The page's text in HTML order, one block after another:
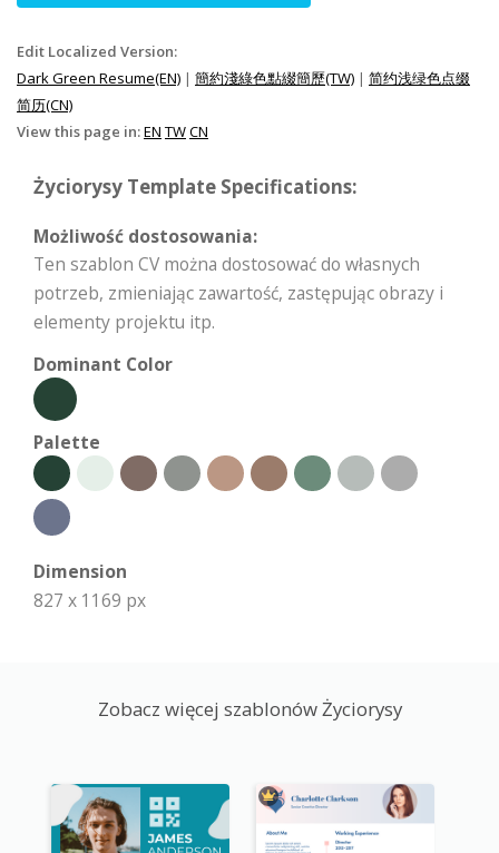
Edit Localized Version:
Dark Green Resume(EN) | 簡約淺綠色點綴簡歷(TW) | 简约浅绿色点缀
简历(CN)
View this page in:EN TWCN
Życiorysy Template Specifications:
Możliwość dostosowania:
Ten szablon CV można dostosować do własnych
potrzeb, zmieniając zawartość, zastępując obrazy i
elementy projektu itp.
Dominant Color
Palette
Dimension
827 x 1169 px
Zobacz więcej szablonów Życiorysy